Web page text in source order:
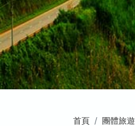
首頁 團體旅遊